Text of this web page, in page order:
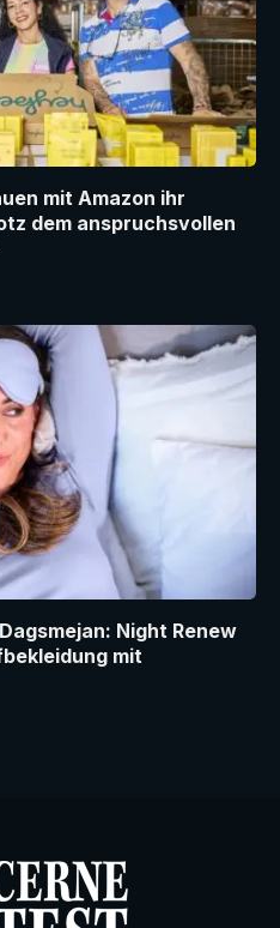
mit Amazon ihr
dem anspruchsvollen
Night Renew
mit